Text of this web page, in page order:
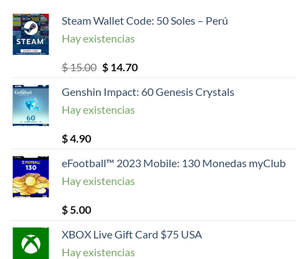
Steam Wallet Code: 50 Soles – Perú
Hay existencias
$15.00 El
original
era:
$14.70El
actual
Genshin Impact: 60 Genesis Crystals
Hay existencias
$4.90
eFootball™ 2023 Mobile: 130 Monedas myClub
Hay existencias
$ 5.00
XBOX Live Gift Card $75 USA
Hay existencias